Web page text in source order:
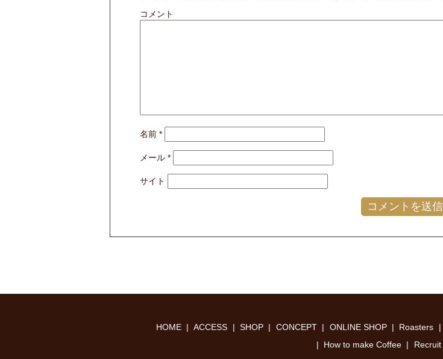
コメント
名前 *
メール *
サイト
HOME ACCESS SHOP CONCEPT ONLINE SHOP Roasters
How to make Coffee
Recruit